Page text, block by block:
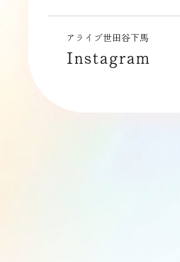
アライブ世田谷下馬
Instagram